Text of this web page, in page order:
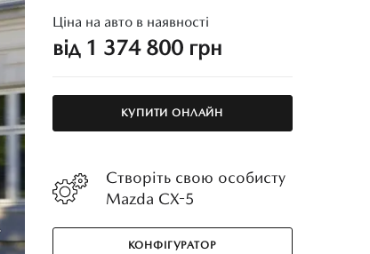
Ціна на авто в наявності
від 1 374 800 грн
КУПИТИ ОНЛАЙН
Створіть свою особисту
Mazda CX-5
КОНФІГУРАТОР